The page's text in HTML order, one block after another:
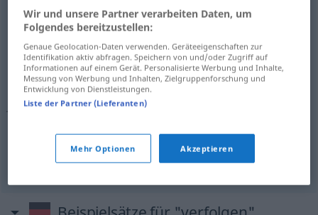
izlemek,takipetmek verfolgen
kovalamak verfolgen(≈ jagen)
izinisürmek, peşinedüşmek ( -IN) verfolgen (≈
jagen)
zulmetmek( ) verfolgen
Wir und unsere Partner verarbeiten Daten, um
Folgendes bereitzustellen:
Genaue Geolocation-Daten verwenden. Geräteeigenschaften zur
Identifikation aktiv abfragen. Speichern von und/oder Zugriff auf
Informationen auf einem Gerät. Personalisierte Werbung und Inhalte,
Messung von Werbung und Inhalten, Zielgruppenforschung und
Entwicklung von Dienstleistungen.
Liste der Partner (Lieferanten)
Mehr Optionen Akzeptieren